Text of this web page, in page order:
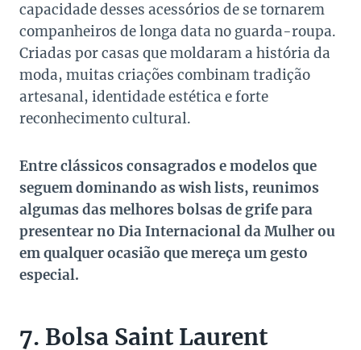
capacidade desses acessórios de se tornarem
companheiros de longa data no guarda-roupa.
Criadas por casas que moldaram a história da
moda, muitas criações combinam tradição
artesanal, identidade estética e forte
reconhecimento cultural.
Entre clássicos consagrados e modelos que
seguem dominando as wish lists, reunimos
algumas das melhores bolsas de grife para
presentear no Dia Internacional da Mulherou
em qualquer ocasião que mereça um gesto
especial.
7. Bolsa Saint Laurent